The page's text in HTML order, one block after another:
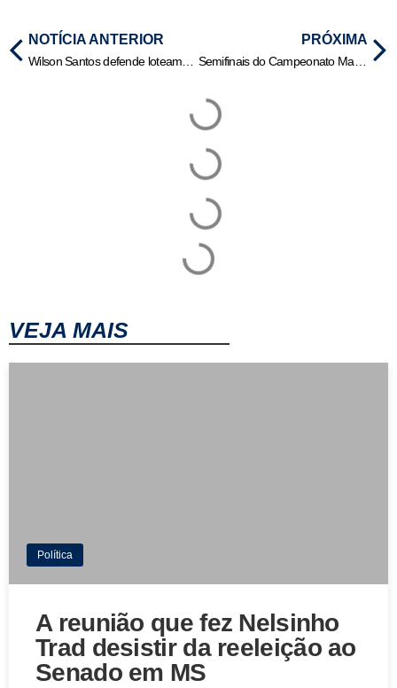
NOTÍCIA ANTERIOR PRÓXIMA
VEJA MAIS
Política
A reunião que fez Nelsinho
Trad desistir da reeleição ao
Senado em MS